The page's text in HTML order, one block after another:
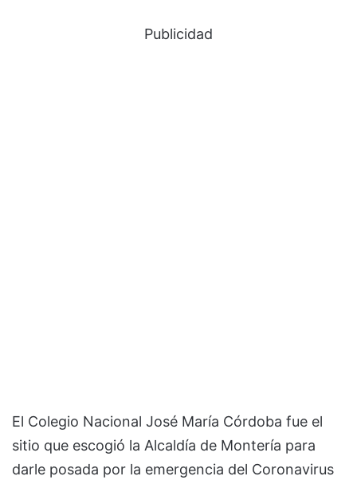
Publicidad
El Colegio Nacional José María Córdoba fue el
sitio que escogió la Alcaldía de Montería para
darle posada por la emergencia del Coronavirus